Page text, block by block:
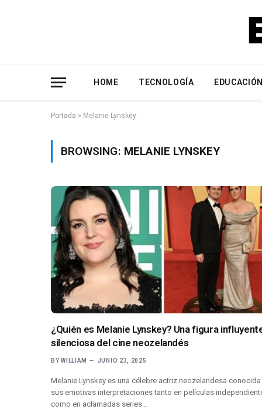
HOME TECNOLOGÍA
Portada » Melanie Lynskey
BROWSING: MELANIE LYNSKEY
¿Quién es Melanie Lynskey? Una figura
silenciosa del cine neozelandés
BY WILLIAM JUNIO 23, 2025
Melanie Lynskey es una célebre actriz neozelandesa
sus emotivas interpretaciones tanto en películas
como en aclamadas series…